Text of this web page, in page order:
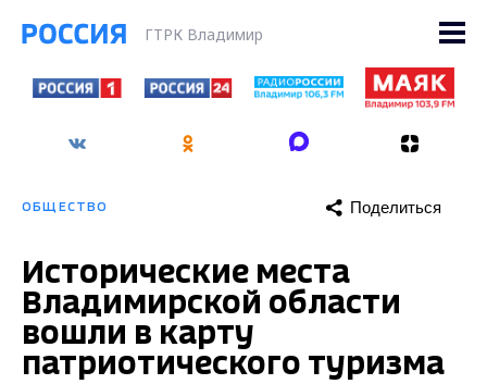
ГТРК Владимир
ОБЩЕСТВО Поделиться
Исторические места
Владимирской области
вошли в карту
патриотического туризма